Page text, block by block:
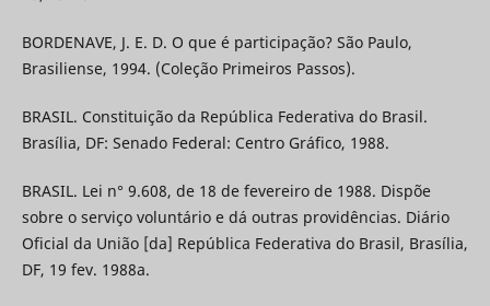
BORDENAVE, J. E. D. O que é participação? São Paulo,
Brasiliense, 1994. (Coleção Primeiros Passos).
BRASIL. Constituição da República Federativa do Brasil.
Brasília, DF: Senado Federal: Centro Gráfico, 1988.
BRASIL. Lei n° 9.608, de 18 de fevereiro de 1988. Dispõe
sobre o serviço voluntário e dá outras providências. Diário
Oficial da União [da] República Federativa do Brasil, Brasília,
DF, 19 fev. 1988a.